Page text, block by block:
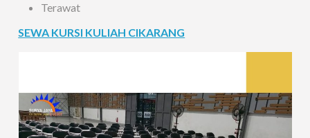
Terawat
SEWA KURSI KULIAH CIKARANG